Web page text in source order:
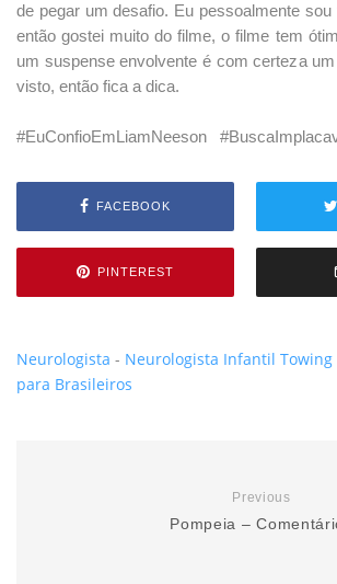
de pegar um desafio. Eu pessoalmente
então gostei muito do filme, o filme tem
um suspense envolvente é com certeza
visto, então fica a dica.
#EuConfioEmLiamNeeson
FACEBOOK
PINTEREST
Neurologista - Neurologista Infantil Towing
para Brasileiros
Previous
Pompeia –